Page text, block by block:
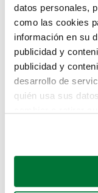
datos personales,
como las cookies
información en su
publicidad y
publicidad y
desarrollo de
quién usa sus
Si lo permite,
Recopilar
Lo
te hemos
Pero puedes
buscando en
Coches de
Coches de km0